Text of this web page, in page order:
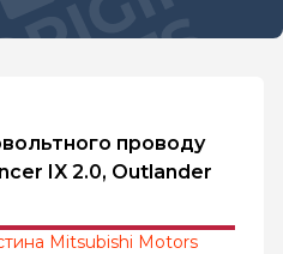
проводу
IX 2.0, Outlander
Mitsubishi Motors